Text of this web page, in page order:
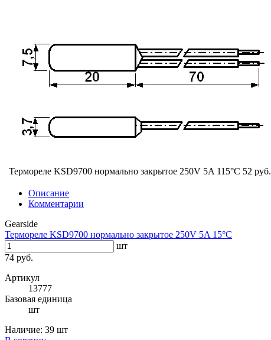
Термореле KSD9700 нормально закрытое 250V 5A 115°С 52 руб.
Описание
Комментарии
Gearside
Термореле KSD9700 нормально закрытое 250V 5A 15°С
шт
74 руб.
Артикул
13777
Базовая единица
шт
Наличие: 39 шт